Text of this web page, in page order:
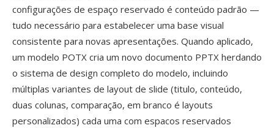
configurações de espaço reservado é conteúdo padrão —
tudo necessário para estabelecer uma base visual
consistente para novas apresentações. Quando aplicado,
um modelo POTX cria um novo documento PPTX herdando
o sistema de design completo do modelo, incluindo
múltiplas variantes de layout de slide (titulo, conteúdo,
duas colunas, comparação, em branco é layouts
personalizados) cada uma com espacos reservados